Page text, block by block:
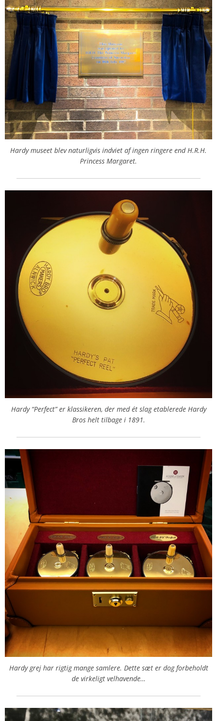
Hardy museet blev naturligvis indviet af ingen ringere end H.R.H.
Princess Margaret.
Hardy “Perfect” er klassikeren, der med ét slag etablerede Hardy
Bros helt tilbage i 1891.
Hardy grej har rigtig mange samlere. Dette sæt er dog forbeholdt
de virkeligt velhavende…